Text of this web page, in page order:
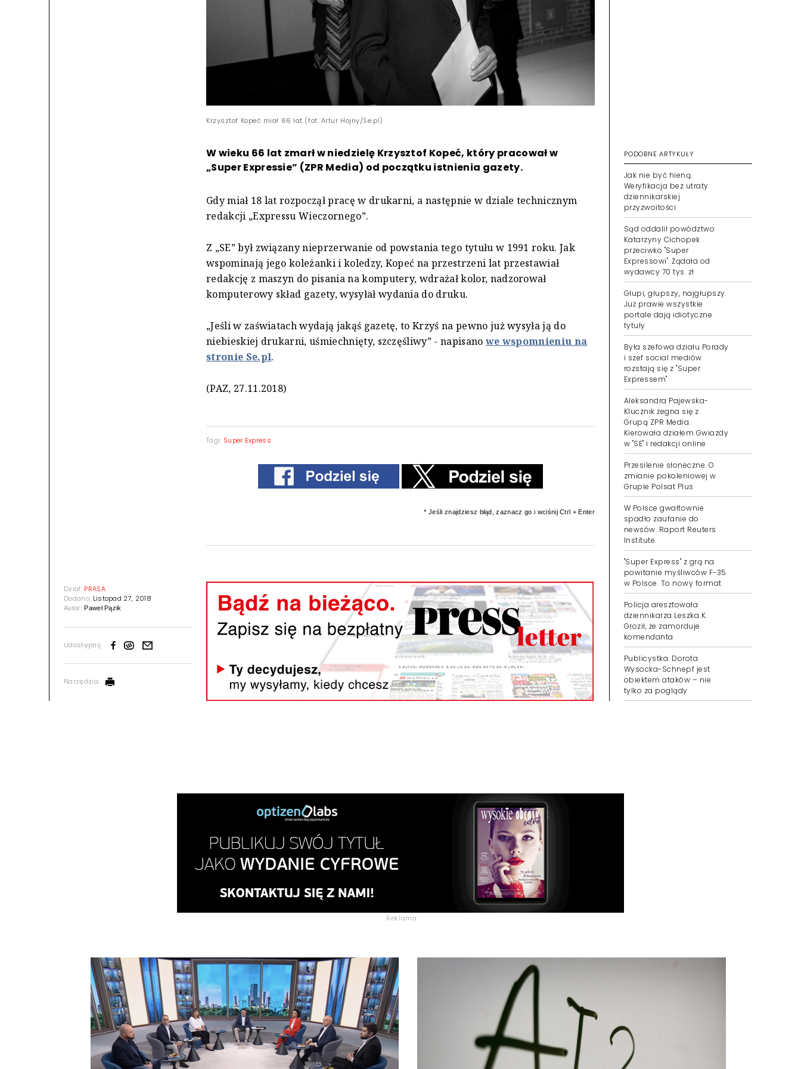
Dział: PRASA
Dodano: Listopad 27, 2018
Autor:Paweł Pązik
Udostępnij:
Narzędzia:
Krzysztof Kopeć miał 66 lat (fot. Artur Hojny/Se.pl)
W wieku 66 lat zmarł w niedzielę Krzysztof Kopeć, który pracował w
„Super Expressie” (ZPR Media) od początku istnienia gazety.
Gdy miał 18 lat rozpoczął pracę w drukarni, a następnie w dziale technicznym
redakcji „Expressu Wieczornego”.
Z „SE” był związany nieprzerwanie od powstania tego tytułu w 1991 roku. Jak
wspominają jego koleżanki i koledzy, Kopeć na przestrzeni lat przestawiał
redakcję z maszyn do pisania na komputery, wdrażał kolor, nadzorował
komputerowy skład gazety, wysyłał wydania do druku.
„Jeśli w zaświatach wydają jakąś gazetę, to Krzyś na pewno już wysyła ją do
niebieskiej drukarni, uśmiechnięty, szczęśliwy” - napisano we wspomnieniu na
stronie Se.pl.
(PAZ, 27.11.2018)
Tagi: Super Express
* Jeśli znajdziesz błąd, zaznacz go i wciśnij Ctrl + Enter
PODOBNE ARTYKUŁY
Jak nie być hieną.
Weryfikacja bez utraty
dziennikarskiej
przyzwoitości
Sąd oddalił powództwo
Katarzyny Cichopek
przeciwko "Super
Expressowi". Żądała od
wydawcy 70 tys. zł
Głupi, głupszy, najgłupszy.
Już prawie wszystkie
portale dają idiotyczne
tytuły
Była szefowa działu Porady
i szef social mediów
rozstają się z "Super
Expressem"
Aleksandra Pajewska-
Klucznik żegna się z
Grupą ZPR Media.
Kierowała działem Gwiazdy
w "SE" i redakcji online
Przesilenie słoneczne. O
zmianie pokoleniowej w
Grupie Polsat Plus
W Polsce gwałtownie
spadło zaufanie do
newsów. Raport Reuters
Institute
"Super Express" z grą na
powitanie myśliwców F-35
w Polsce. To nowy format
Policja aresztowała
dziennikarza Leszka K.
Groził, że zamorduje
komendanta
Publicystka. Dorota
Wysocka-Schnepf jest
obiektem ataków – nie
tylko za poglądy
Reklama